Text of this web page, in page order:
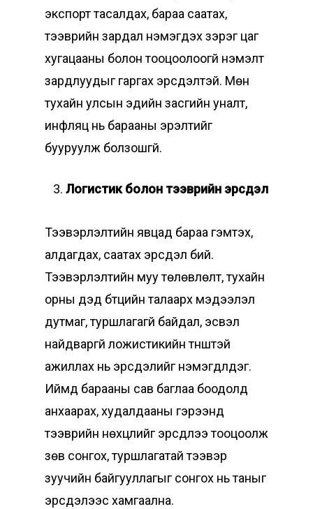
экспорт тасалдах, бараа саатах,
тээврийн зардал нэмэгдэх зэрэг цаг
хугацааны болон тооцоолоогүй нэмэлт
зардлуудыг гаргах эрсдэлтэй. Мөн
тухайн улсын эдийн засгийн уналт,
инфляц нь барааны эрэлтийг
бууруулж болзошгүй.
Логистик болон тээврийн эрсдэл
Тээвэрлэлтийн явцад бараа гэмтэх,
алдагдах, саатах эрсдэл бий.
Тээвэрлэлтийн муу төлөвлөлт, тухайн
орны дэд бүтцийн талаарх мэдээлэл
дутмаг, туршлагагүй байдал, эсвэл
найдваргүй ложистикийн түнштэй
ажиллах нь эрсдэлийг нэмэгдүүлдэг.
Иймд барааны сав баглаа боодолд
анхаарах, худалдааны гэрээнд
тээврийн нөхцлийг эрсдлээ тооцоолж
зөв сонгох, туршлагатай тээвэр
зуучийн байгууллагыг сонгох нь таныг
эрсдэлээс хамгаална.